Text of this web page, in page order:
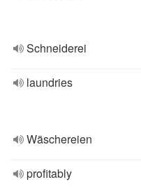
Schneiderei
laundries
Wäschereien
profitably